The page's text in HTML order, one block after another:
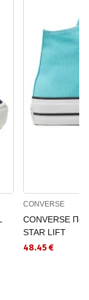
CONVERSE
CONVERSE
STAR LIFT
48.45 €